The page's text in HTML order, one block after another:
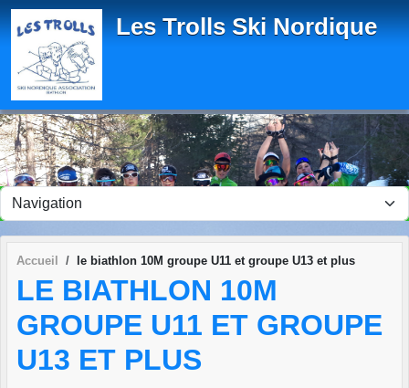
Les Trolls Ski Nordique
Accueil le biathlon 10M groupe U11 et groupe U13 et plus
LE BIATHLON 10M
GROUPE U11 ET GROUPE
U13 ET PLUS
Panneau de gestion des cookies